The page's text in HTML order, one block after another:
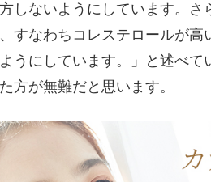
しないようにしています。
すなわちコレステロールが
うにしています。」と述べて
方が無難だと思います。